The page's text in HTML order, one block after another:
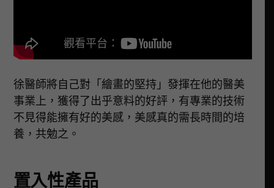
徐醫師將自己對「繪畫的堅持」發揮在他的醫美
事業上，獲得了出乎意料的好評，有專業的技術
不見得能擁有好的美感，美感真的需長時間的培
養，共勉之。
置入性產品